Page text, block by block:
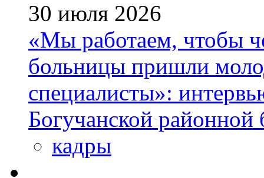
30 июля 2026
«Мы работаем, чтобы
больницы пришли
специалисты»:
Богучанской
кадры